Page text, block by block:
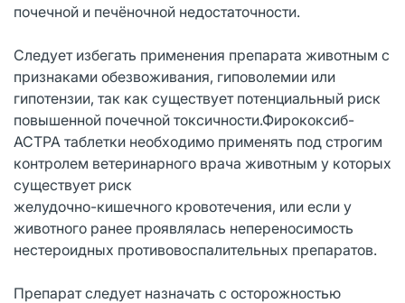
почечной и печёночной недостаточности.
Следует избегать применения препарата животным с
признаками обезвоживания, гиповолемии или
гипотензии, так как существует потенциальный риск
повышенной почечной токсичности.Фирококсиб-
АСТРА таблетки необходимо применять под строгим
контролем ветеринарного врача животным у которых
существует риск
желудочно-кишечного кровотечения, или если у
животного ранее проявлялась непереносимость
нестероидных противовоспалительных препаратов.
Препарат следует назначать с осторожностью